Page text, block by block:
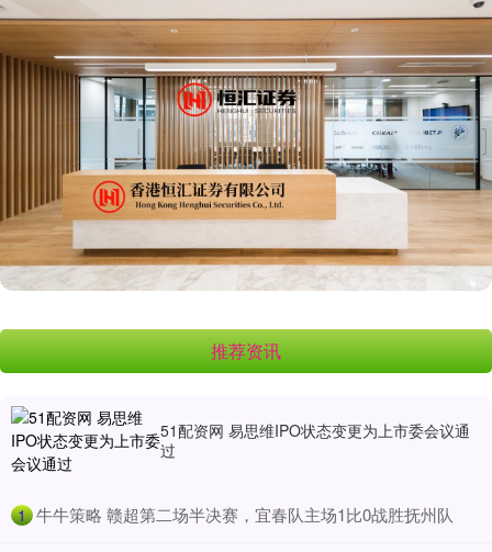
推荐资讯
51配资网 易思维IPO状态变更为上市委会议通
过
1 ​牛牛策略 赣超第二场半决赛，宜春队主场1比0战胜抚州队